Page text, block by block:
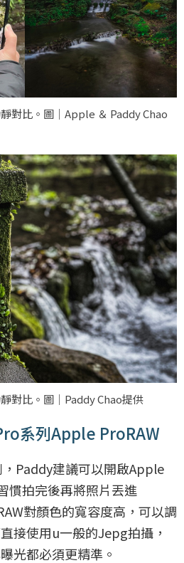
對比。圖｜Apple ＆ Paddy Chao
對比。圖｜Paddy Chao提供
系列Apple ProRAW
Paddy建議可以開啟Apple
慣拍完後再將照片丟進
對顏色的寬容度高，可以調
接使用u一般的Jepg拍攝，
光都必須更精準。